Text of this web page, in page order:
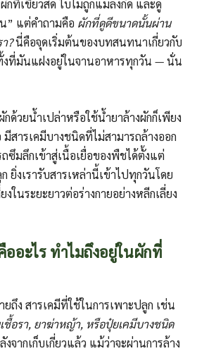
กที่เขียวสด ใบไม่ถูกแมลงกัด และดู
” แต่คำถามคือ ผักที่ดูดีขนาดนั้นผ่าน
?นี่คือจุดเริ่มต้นของบทสนทนาเกี่ยวกับ
ที่มันแฝงอยู่ในจานอาหารทุกวัน — นั่น
กด้วยน้ำเปล่าหรือใช้น้ำยาล้างผักก็เพียง
สารเคมีบางชนิดที่ไม่สามารถล้างออก
ซึมลึกเข้าสู่เนื้อเยื่อของพืชได้ตั้งแต่
ยิ่งเรารับสารเหล่านี้เข้าไปทุกวันโดย
งในระยะยาวต่อร่างกายอย่างหลีกเลี่ยง
ออะไร ทำไมถึงอยู่ในผักที่
ถึง สารเคมีที่ใช้ในการเพาะปลูก เช่น
ชื้อรา, ยาฆ่าหญ้า, หรือปุ๋ยเคมีบางชนิด
จากเก็บเกี่ยวแล้ว แม้ว่าจะผ่านการล้าง